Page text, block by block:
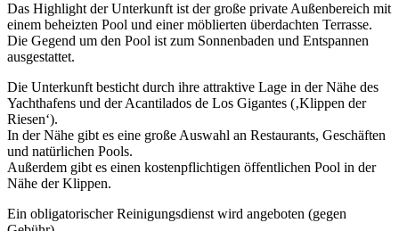
Das Highlight der Unterkunft ist der große private Außenbereich mit
einem beheizten Pool und einer möblierten überdachten Terrasse.
Die Gegend um den Pool ist zum Sonnenbaden und Entspannen
ausgestattet.
Die Unterkunft besticht durch ihre attraktive Lage in der Nähe des
Yachthafens und der Acantilados de Los Gigantes (‚Klippen der
Riesen‘).
In der Nähe gibt es eine große Auswahl an Restaurants, Geschäften
und natürlichen Pools.
Außerdem gibt es einen kostenpflichtigen öffentlichen Pool in der
Nähe der Klippen.
Ein obligatorischer Reinigungsdienst wird angeboten (gegen